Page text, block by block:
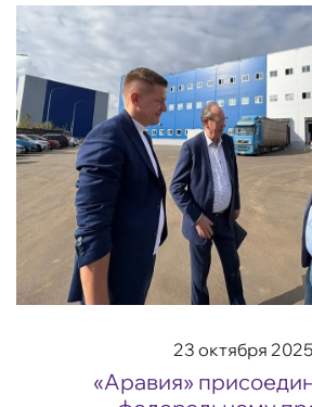
удовольствие.
23 октября 2025
«Аравия»